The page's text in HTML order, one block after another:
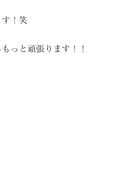
！笑
っと頑張ります！！